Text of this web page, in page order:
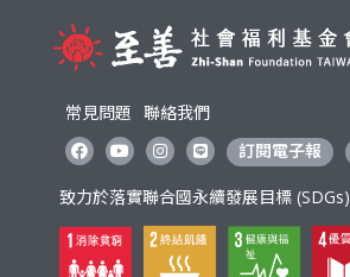
常見問題 聯絡我們
訂閱電子報
致力於落實聯合國永續發展目標 (SDGs)